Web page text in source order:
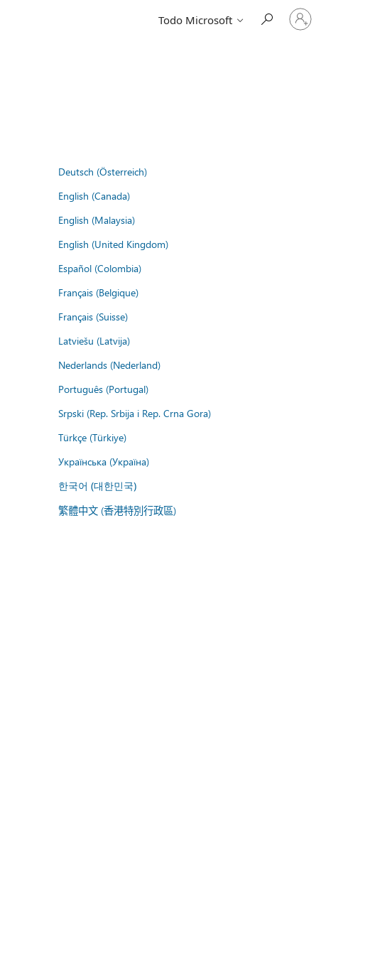
Todo Microsoft
Iniciar
sesión
Deutsch (Österreich)
English (Canada)
English (Malaysia)
English (United Kingdom)
Español (Colombia)
Français (Belgique)
Français (Suisse)
Latviešu (Latvija)
Nederlands (Nederland)
Português (Portugal)
Srpski (Rep. Srbija i Rep. Crna Gora)
Türkçe (Türkiye)
Українська (Україна)
한국어 (대한민국)
繁體中文 (香港特別行政區)